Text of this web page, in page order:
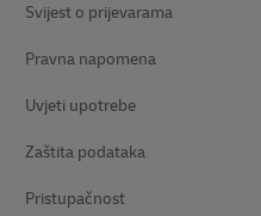
Svijest o prijevarama
Pravna napomena
Uvjeti upotrebe
Zaštita podataka
Pristupačnost